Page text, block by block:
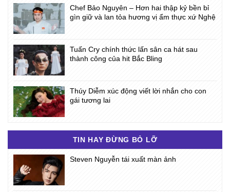
Chef Bảo Nguyên – Hơn hai thập kỷ bền bỉ
gìn giữ và lan tỏa hương vị ẩm thực xứ Nghệ
Tuấn Cry chính thức lấn sân ca hát sau
thành công của hit Bắc Bling
Thúy Diễm xúc động viết lời nhắn cho con
gái tương lai
TIN HAY ĐỪNG BỎ LỠ
Steven Nguyễn tái xuất màn ảnh